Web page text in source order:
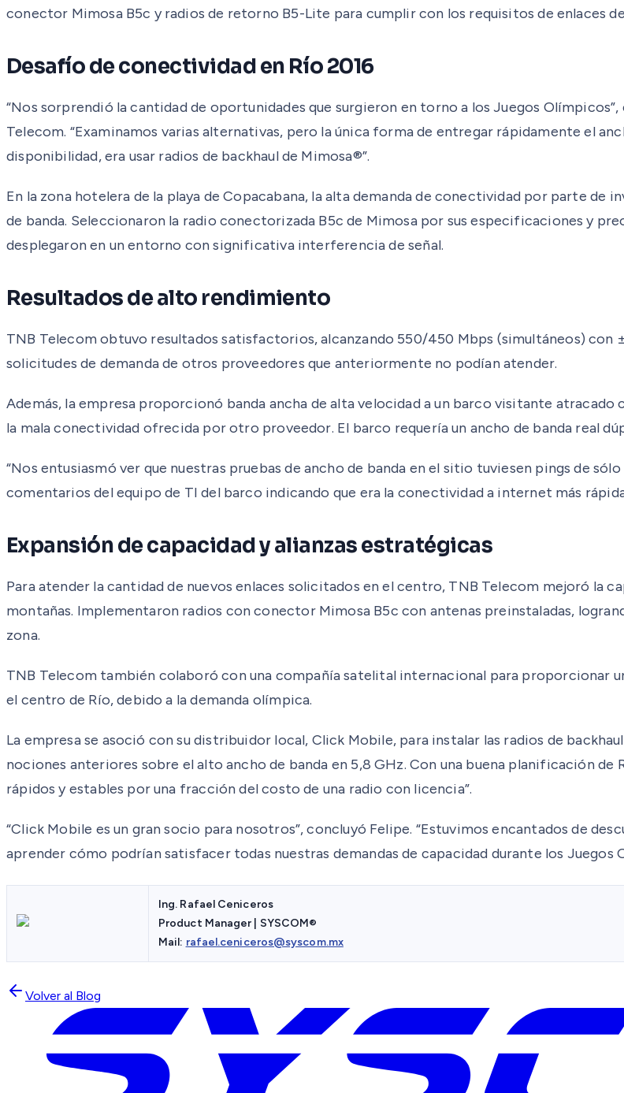
conector Mimosa B5c y radios de retorno B5-Lite para cumplir con los requisitos de enlaces
Desafío de conectividad en Río 2016
“Nos sorprendió la cantidad de oportunidades que surgieron en torno a los Juegos
Telecom. “Examinamos varias alternativas, pero la única forma de entregar rápidamente el
disponibilidad, era usar radios de backhaul de Mimosa®”.
En la zona hotelera de la playa de Copacabana, la alta demanda de conectividad por parte de
de banda. Seleccionaron la radio conectorizada B5c de Mimosa por sus especificaciones y
desplegaron en un entorno con significativa interferencia de señal.
Resultados de alto rendimiento
TNB Telecom obtuvo resultados satisfactorios, alcanzando 550/450 Mbps (simultáneos)
solicitudes de demanda de otros proveedores que anteriormente no podían atender.
Además, la empresa proporcionó banda ancha de alta velocidad a un barco visitante
la mala conectividad ofrecida por otro proveedor. El barco requería un ancho de banda real
“Nos entusiasmó ver que nuestras pruebas de ancho de banda en el sitio tuviesen pings de
comentarios del equipo de TI del barco indicando que era la conectividad a internet más
Expansión de capacidad y alianzas estratégicas
Para atender la cantidad de nuevos enlaces solicitados en el centro, TNB Telecom mejoró la
montañas. Implementaron radios con conector Mimosa B5c con antenas preinstaladas,
zona.
TNB Telecom también colaboró con una compañía satelital internacional para proporcionar
el centro de Río, debido a la demanda olímpica.
La empresa se asoció con su distribuidor local, Click Mobile, para instalar las radios de
nociones anteriores sobre el alto ancho de banda en 5,8 GHz. Con una buena planificación de
rápidos y estables por una fracción del costo de una radio con licencia”.
“Click Mobile es un gran socio para nosotros”, concluyó Felipe. “Estuvimos encantados de
aprender cómo podrían satisfacer todas nuestras demandas de capacidad durante los Juegos
Ing. Rafael Ceniceros
Product Manager | SYSCOM®
Mail: rafael.ceniceros@syscom.mx
Volver al Blog